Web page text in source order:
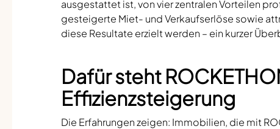
ausgestattet ist, von vier zentralen Vorteilen
gesteigerte Miet- und Verkaufserlöse sowie
diese Resultate erzielt werden – ein kurzer
Dafür steht
Effizienzsteigerung
Die Erfahrungen zeigen: Immobilien, die mit